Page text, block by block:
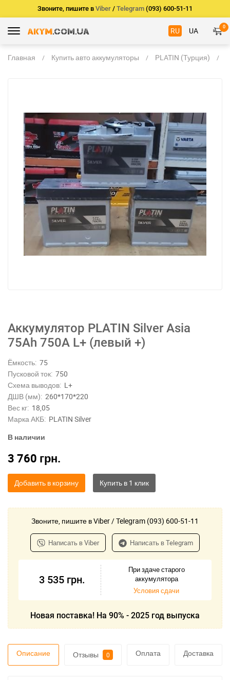
Звоните, пишите в Viber / Telegram (093) 600-51-11
RU UA 0
Главная Купить авто аккумуляторы PLATIN (Турция)
Аккумулятор PLATIN Silver Asia
75Ah 750A L+ (левый +)
Ёмкость: 75
Пусковой ток: 750
Схема выводов: L+
ДШВ (мм): 260*170*220
Вес кг: 18,05
Марка АКБ: PLATIN Silver
В наличии
3 760 грн.
Добавить в корзину
Звоните, пишите в Viber / Telegram (093) 600-51-11
Написать в Viber Написать в Telegram
3 535 грн.
При здаче старого
аккумулятора
Условия сдачи
Новая поставка! На 90% - 2025 год выпуска
Описание Отзывы 0 Оплата Доставка